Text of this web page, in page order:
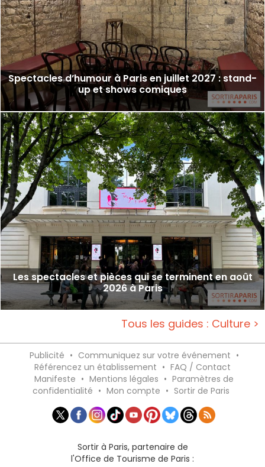
Spectacles d’humour à Paris en juillet 2027 : stand-
up et shows comiques
Les spectacles et pièces qui se terminent en août
2026 à Paris
Tous les guides : Culture >
Publicité • Communiquez sur votre événement •
Référencez un établissement • FAQ / Contact
Manifeste • Mentions légales • Paramètres de
confidentialité • Mon compte • Sortir de Paris
Sortir à Paris, partenaire de
l'Office de Tourisme de Paris :